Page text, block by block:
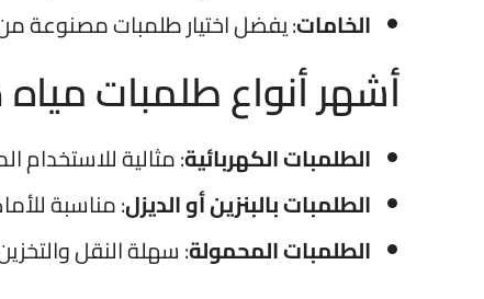
الخامات: يفضل اختيار طلمبات مصنوعة
أشهر أنواع طلمبات
الطلمبات الكهربائية: مثالية للاستخدام
الطلمبات بالبنزين أو الديزل: مناسبة
الطلمبات المحمولة: سهلة النقل